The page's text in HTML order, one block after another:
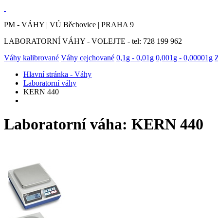
PM - VÁHY | VÚ Běchovice | PRAHA 9
LABORATORNÍ VÁHY - VOLEJTE - tel: 728 199 962
Váhy kalibrované Váhy cejchované 0,1g - 0,01g 0,001g - 0,00001g
Hlavní stránka - Váhy
Laboratorní váhy
KERN 440
Laboratorní váha: KERN 440